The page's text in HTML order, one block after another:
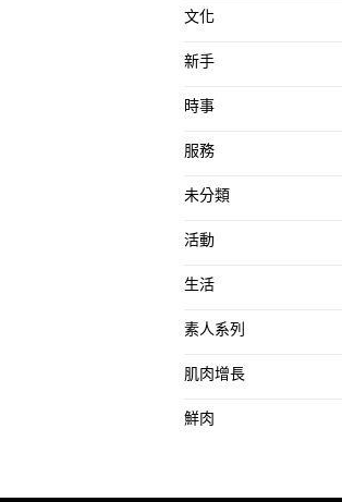
文化
新手
時事
服務
未分類
活動
生活
素人系列
肌肉增長
鮮肉